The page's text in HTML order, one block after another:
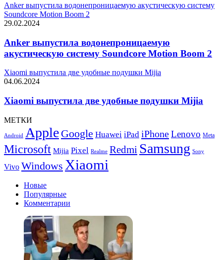
Anker выпустила водонепроницаемую акустическую систему
Soundcore Motion Boom 2
29.02.2024
Anker выпустила водонепроницаемую
акустическую систему Soundcore Motion Boom 2
Xiaomi выпустила две удобные подушки Mijia
04.06.2024
Xiaomi выпустила две удобные подушки Mijia
МЕТКИ
Android Apple Google Huawei iPad iPhoneLenovo Meta
Microsoft Mijia Pixel Realme Redmi Samsung Sony
Vivo Windows Xiaomi
Новые
Популярные
Комментарии